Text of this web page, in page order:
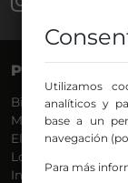
PROGRAMAS
Bilbosport
Más Música
El Madrugador
Lo Más Nuevo
Informativos
Utilizamos
analíticos y
base a un
navegación
Para más